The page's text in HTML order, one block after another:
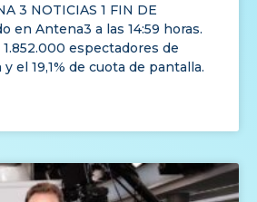
3 NOTICIAS 1 FIN DE
en Antena3 a las 14:59 horas.
espectadores de
el 19,1% de cuota de pantalla.